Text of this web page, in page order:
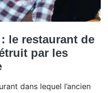
le restaurant de
par les
dans lequel l’ancien